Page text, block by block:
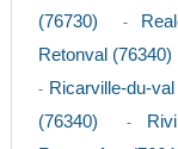
(76730)
-
Retonval (76340)
- Ricarville-du-
(76340)
-